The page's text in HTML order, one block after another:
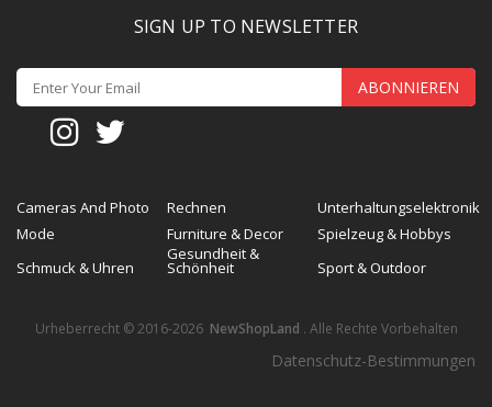
SIGN UP TO NEWSLETTER
ABONNIEREN
Cameras And Photo Rechnen
Unterhaltungselektronik
Mode
Furniture & Decor
Spielzeug & Hobbys
Schmuck & Uhren
Gesundheit &
Schönheit Sport & Outdoor
Urheberrecht © 2016-2026 NewShopLand . Alle Rechte Vorbehalten
Datenschutz-Bestimmungen